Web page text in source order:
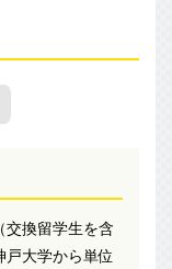
交換留学生を含
大学から単位